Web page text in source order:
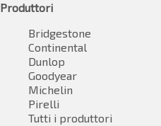
Produttori
Bridgestone
Continental
Dunlop
Goodyear
Michelin
Pirelli
Tutti i produttori